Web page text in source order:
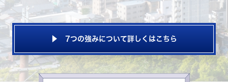
▶ 7つの強みについて詳しくはこちら